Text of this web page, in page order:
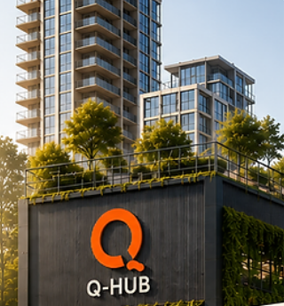
bouwplaats Op veel bouwprojecten
het nog steeds hetzelfde: iedere
regelt zijn eigen transport naar de
bouwplaats. De kozijnenleverancier komt